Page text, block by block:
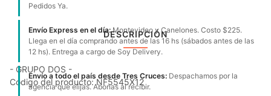
Pedidos Ya.
Envío Express en el día:Montevideo y Canelones. Costo $225.
Llega en el día comprando antes de las 16 hs (sábados antes de las
12 hs). Entrega a cargo de Soy Delivery.
Envío a todo el país desde Tres Cruces: Despachamos por la
agencia que elijas. Abonas al recibir.
DESCRIPCIÓN
- GRUPO DOS -
Código del producto: NF5545X12